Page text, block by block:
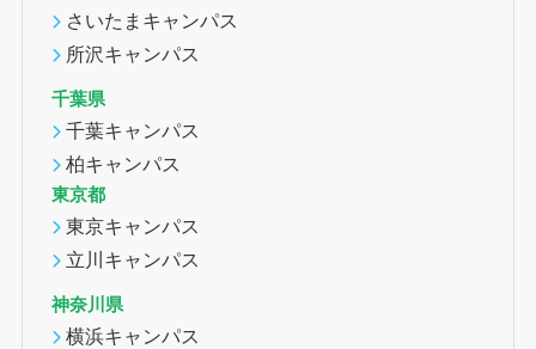
さいたまキャンパス
所沢キャンパス
千葉県
千葉キャンパス
柏キャンパス
東京都
東京キャンパス
立川キャンパス
神奈川県
横浜キャンパス